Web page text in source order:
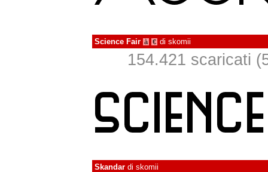
Science Fair à € di skomii
154.421 scaricati
Skandar di skomii